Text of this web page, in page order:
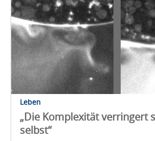
Leben
„Die Komplexität verringert
selbst“